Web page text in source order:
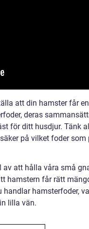
att din hamster får
deras
för ditt husdjur. Tänk
på vilket foder
att hålla våra små
hamstern får rätt
hamsterfoder,
lilla vän.